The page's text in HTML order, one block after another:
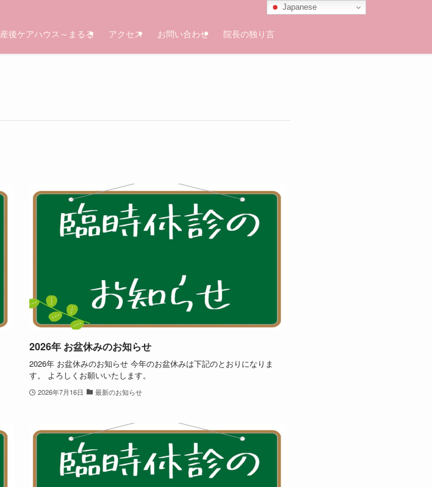
産後ケアハウス～まるる アクセス お問い合わせ 院長の独り言
2026年 お盆休みのお知らせ
2026年 お盆休みのお知らせ 今年のお盆休みは下記のとおりになりま
す。 よろしくお願いいたします。
2026年7月16日 最新のお知らせ
Japanese